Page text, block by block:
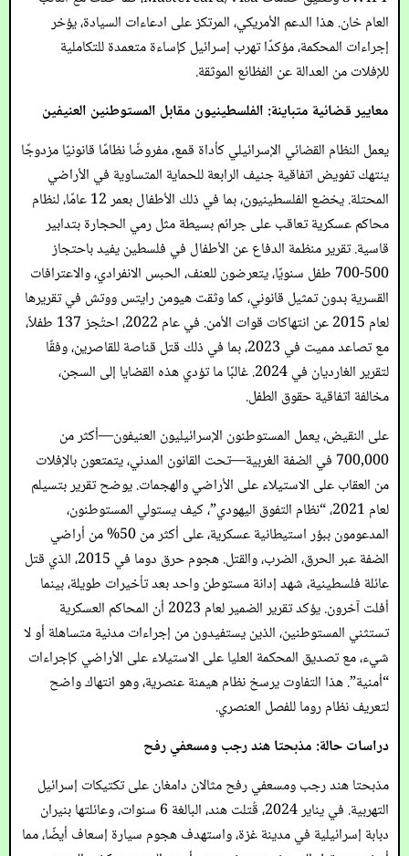
العام خان. هذا الدعم الأمريكي، المرتكز على ادعاءات السيادة، يؤخر
إجراءات المحكمة، مؤكدًا تهرب إسرائيل كإساءة متعمدة للتكاملية
للإفلات من العدالة عن الفظائع الموثقة.
معايير قضائية متباينة: الفلسطينيون مقابل المستوطنين العنيفين
يعمل النظام القضائي الإسرائيلي كأداة قمع، مفروضًا نظامًا قانونيًا مزدوجًا
ينتهك تفويض اتفاقية جنيف الرابعة للحماية المتساوية في الأراضي
المحتلة. يخضع الفلسطينيون، بما في ذلك الأطفال بعمر 12 عامًا، لنظام
محاكم عسكرية تعاقب على جرائم بسيطة مثل رمي الحجارة بتدابير
قاسية. تقرير منظمة الدفاع عن الأطفال في فلسطين يفيد باحتجاز
500-700 طفل سنويًا، يتعرضون للعنف، الحبس الانفرادي، والاعترافات
القسرية بدون تمثيل قانوني، كما وثقت هيومن رايتس ووتش في تقريرها
لعام 2015 عن انتهاكات قوات الأمن. في عام 2022، احتُجز 137 طفلاً،
مع تصاعد مميت في 2023، بما في ذلك قتل قناصة للقاصرين، وفقًا
لتقرير الغارديان في 2024. غالبًا ما تؤدي هذه القضايا إلى السجن،
مخالفة اتفاقية حقوق الطفل.
على النقيض، يعمل المستوطنون الإسرائيليون العنيفون—أكثر من
700,000 في الضفة الغربية—تحت القانون المدني، يتمتعون بالإفلات
من العقاب على الاستيلاء على الأراضي والهجمات. يوضح تقرير بتسيلم
لعام 2021، “نظام التفوق اليهودي”، كيف يستولي المستوطنون،
المدعومون ببؤر استيطانية عسكرية، على أكثر من 50% من أراضي
الضفة عبر الحرق، الضرب، والقتل. هجوم حرق دوما في 2015، الذي قتل
عائلة فلسطينية، شهد إدانة مستوطن واحد بعد تأخيرات طويلة، بينما
أفلت آخرون. يؤكد تقرير الضمير لعام 2023 أن المحاكم العسكرية
تستثني المستوطنين، الذين يستفيدون من إجراءات مدنية متساهلة أو لا
شيء، مع تصديق المحكمة العليا على الاستيلاء على الأراضي كإجراءات
“أمنية”. هذا التفاوت يرسخ نظام هيمنة عنصرية، وهو انتهاك واضح
لتعريف نظام روما للفصل العنصري.
دراسات حالة: مذبحتا هند رجب ومسعفي رفح
مذبحتا هند رجب ومسعفي رفح مثالان دامغان على تكتيكات إسرائيل
التهربية. في يناير 2024، قُتلت هند، البالغة 6 سنوات، وعائلتها بنيران
دبابة إسرائيلية في مدينة غزة، واستهدف هجوم سيارة إسعاف أيضًا، مما